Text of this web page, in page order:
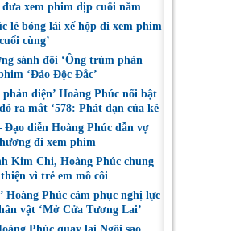
đưa xem phim dịp cuối năm
lẻ bóng lái xế hộp đi xem phim
cùng’
sánh đôi ‘Ông trùm phản
‘Đảo Độc Đắc’
diện’ Hoàng Phúc nổi bật
ra mắt ‘578: Phát đạn của kẻ
Đạo diễn Hoàng Phúc dẫn vợ
đi xem phim
Kim Chi, Hoàng Phúc chung
vì trẻ em mồ côi
Hoàng Phúc cảm phục nghị lực
vật ‘Mở Cửa Tương Lai’